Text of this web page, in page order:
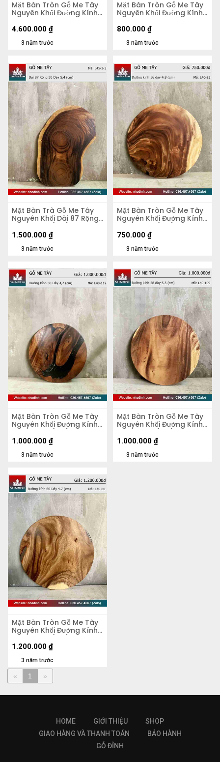
Mặt Bàn Tròn Gỗ Me Tây
Nguyên Khối Đường Kính
103 Dày 4,5 (cm)
3 năm trước
4.600.000 ₫
Mặt Bàn Tròn Gỗ Me Tây
Nguyên Khối Đường Kính
47 Dày 5 (cm)
3 năm trước
800.000 ₫
Mặt Bàn Trà Gỗ Me Tây
Nguyên Khối Dài 87 Rộng
50 Dày 5,4 (cm)
3 năm trước
1.500.000 ₫
Mặt Bàn Tròn Gỗ Me Tây
Nguyên Khối Đường Kính
56 Dày 4,8 (cm)
3 năm trước
750.000 ₫
Mặt Bàn Tròn Gỗ Me Tây
Nguyên Khối Đường Kính
58 Dày 4,2 (cm)
3 năm trước
1.000.000 ₫
Mặt Bàn Tròn Gỗ Me Tây
Nguyên Khối Đường Kính
58 Dày 5,5 (cm)
3 năm trước
1.000.000 ₫
Mặt Bàn Tròn Gỗ Me Tây
Nguyên Khối Đường Kính
60 Dày 4.5 (cm)
3 năm trước
1.200.000 ₫
« 1 »
HOME GIỚI THIỆU
SHOP
GIAO HÀNG VÀ THANH TOÁN
BẢO HÀNH
GỖ ĐỈNH